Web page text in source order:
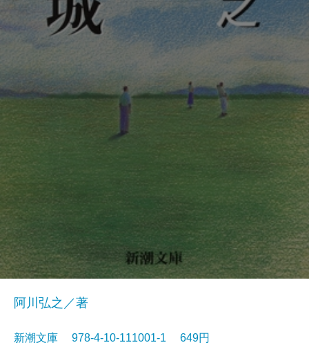
阿川弘之／著
新潮文庫 978-4-10-111001-1 649円